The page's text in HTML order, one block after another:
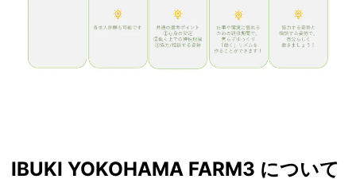
IBUKI YOKOHAMA FARM3 について